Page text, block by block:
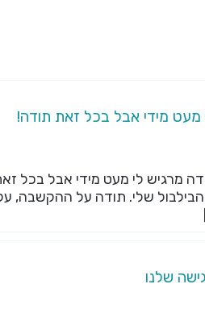
מידי אבל בכל זאת תודה!
מרגיש לי מעט מידי אבל בכל
שלי. תודה על ההקשבה,
שלנו